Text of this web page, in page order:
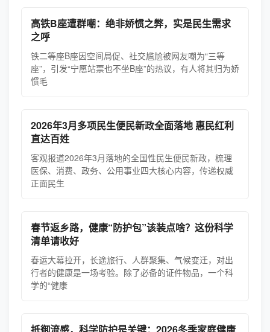
高铁B座遭群嘲：绝非娇惯之弊，实是民生需求
之呼
铁二等座B座因空间局促、社交尴尬被网友嘲为“三等
座”，引发“宁愿站票也不坐B座”的热议，有人将其归为娇
惯毛
2026年3月多项民生便民新政全面落地 惠民红利
直达百姓
客观报道2026年3月落地的全国性民生便民新政，梳理
医保、消费、政务、公用事业四大核心内容，传递权威
正面民生
春节返乡路，健康“防护包”该装点啥？这份科学
清单请收好
春运大幕拉开，长途旅行、人群聚集、气候变迁，对出
行者的健康是一场考验。除了必备的证件物品，一个科
学的“健康